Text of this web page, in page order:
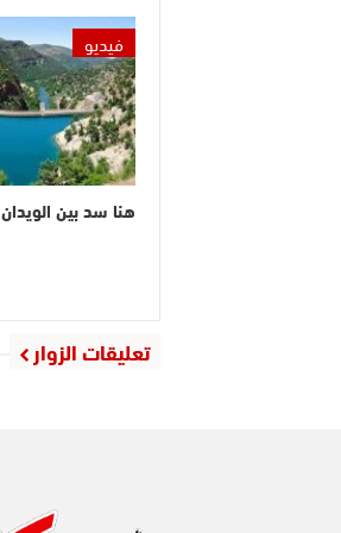
فيديو
هنا سد بين الويدان
تعليقات الزوار